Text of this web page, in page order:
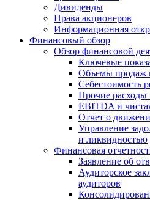
Дивиденды
Права акционеров
Информационная
Финансовый обзор
Обзор финансовой
Ключевые
Объемы продаж
Себестоимость
Прочие расходы
EBITDA и
Отчет о
Управление
и ликвидностью
Финансовая
Заявление об
Аудиторское
аудиторов